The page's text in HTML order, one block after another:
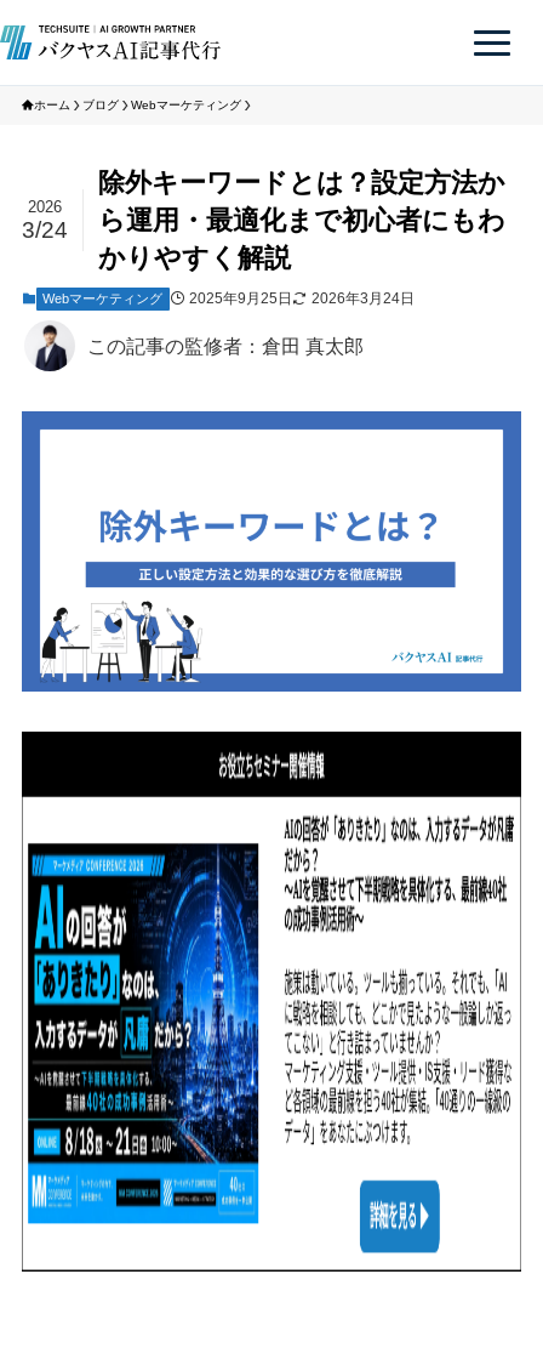
ホーム ブログ Webマーケティング
除外キーワードとは？設定方法か
ら運用・最適化まで初心者にもわ
かりやすく解説
2026
3/24
Webマーケティング 2025年9月25日 2026年3月24日
この記事の監修者：倉田 真太郎